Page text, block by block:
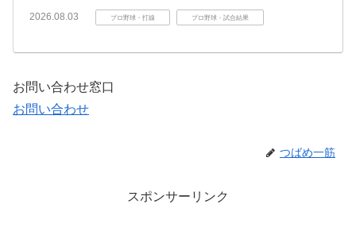
2026.08.03 プロ野球・打線 プロ野球・試合結果
お問い合わせ窓口
お問い合わせ
つばめ一筋
スポンサーリンク